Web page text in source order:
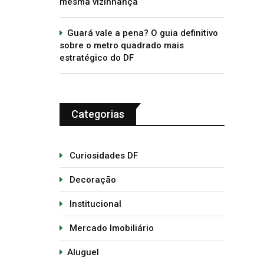
Guará vale a pena? O guia definitivo
sobre o metro quadrado mais
estratégico do DF
Categorias
Curiosidades DF
Decoração
Institucional
Mercado Imobiliário
Aluguel